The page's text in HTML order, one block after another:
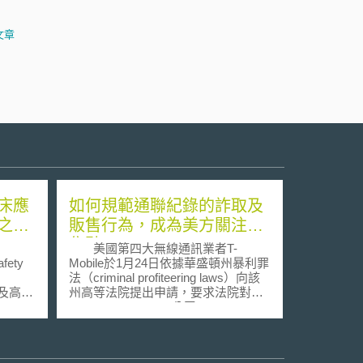
章
應
人
高齡
年
如何規範通聯紀錄的詐取及
販售行為，成為美方關注的
焦點
美國第四大無線通訊業者T-
Mobile於1月24日依據華盛頓州暴利罪
法（criminal profiteering laws）向該
州高等法院提出申請，要求法院對
Data Find Solutions公司、1st Source
Information Specialists公司及其他有